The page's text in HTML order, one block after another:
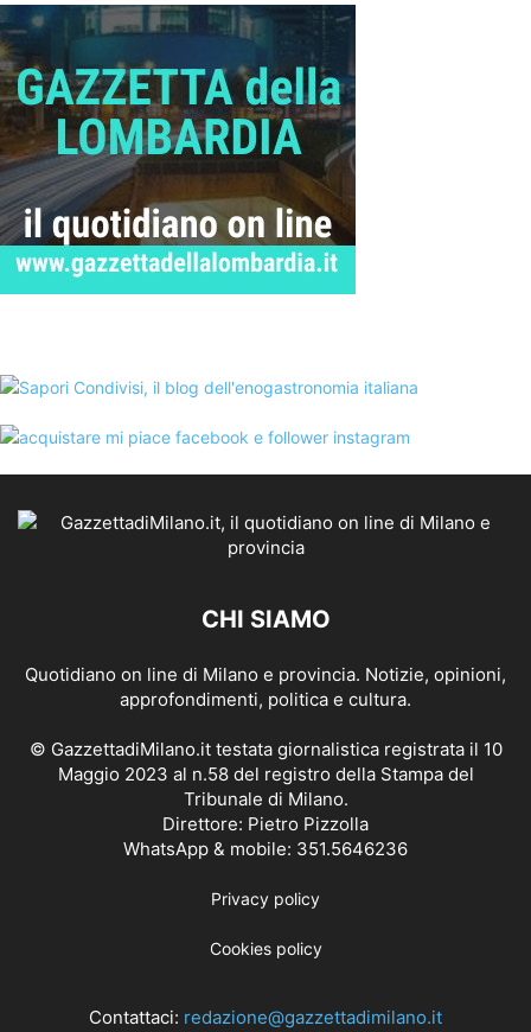
CHI SIAMO
Quotidiano on line di Milano e provincia. Notizie, opinioni,
approfondimenti, politica e cultura.
© GazzettadiMilano.it testata giornalistica registrata il 10
Maggio 2023 al n.58 del registro della Stampa del
Tribunale di Milano.
Direttore: Pietro Pizzolla
WhatsApp & mobile: 351.5646236
Privacy policy
Cookies policy
Contattaci: redazione@gazzettadimilano.it